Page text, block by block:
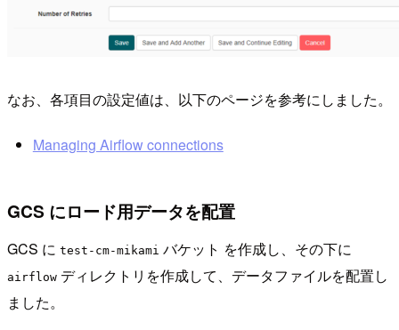
なお、各項目の設定値は、以下のページを参考にしました。
Managing Airflow connections
GCS にロード用データを配置
GCS に test-cm-mikami バケット を作成し、その下に
airflow ディレクトリを作成して、データファイルを配置し
ました。